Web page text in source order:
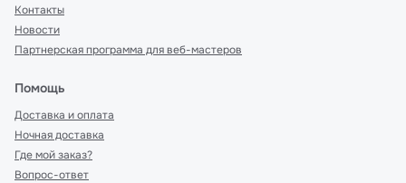
Контакты
Новости
Партнерская программа для веб-мастеров
Помощь
Доставка и оплата
Ночная доставка
Где мой заказ?
Вопрос-ответ